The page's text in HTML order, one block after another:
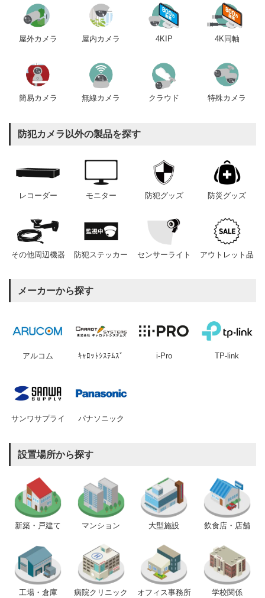
屋外カメラ 屋内カメラ 4KIP 4K同軸
簡易カメラ 無線カメラ クラウド 特殊カメラ
防犯カメラ以外の製品を探す
レコーダー モニター 防犯グッズ 防災グッズ
その他周辺機器 防犯ステッカー センサーライト アウトレット品
メーカーから探す
アルコム ｷｬﾛｯﾄｼｽﾃﾑｽﾞ i-Pro TP-link
サンワサプライ パナソニック
設置場所から探す
新築・戸建て マンション 大型施設 飲食店・店舗
工場・倉庫 病院クリニック オフィス事務所 学校関係